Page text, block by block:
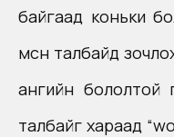
байгаад коньки
мөсөн талбайд
ангийн бололтой
талбайг хараад